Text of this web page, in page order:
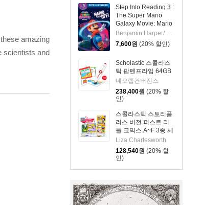
Step Into Reading 3 :
The Super Mario
Galaxy Movie: Mario
Takes Off!
7,600원 (20% 할인)
Scholastic 스콜라스
틱 팝펜프라임 64GB
네오랩컨버전스
238,400원 (20% 할
인)
스콜라스틱 스토리플
러스 버전 퍼스트 리
틀 코믹스 A~F 3종 세
트 (팝펜, 퍼플펜 호환
가능)
Liza Charlesworth
128,540원 (20% 할
인)
amazing
scientists and